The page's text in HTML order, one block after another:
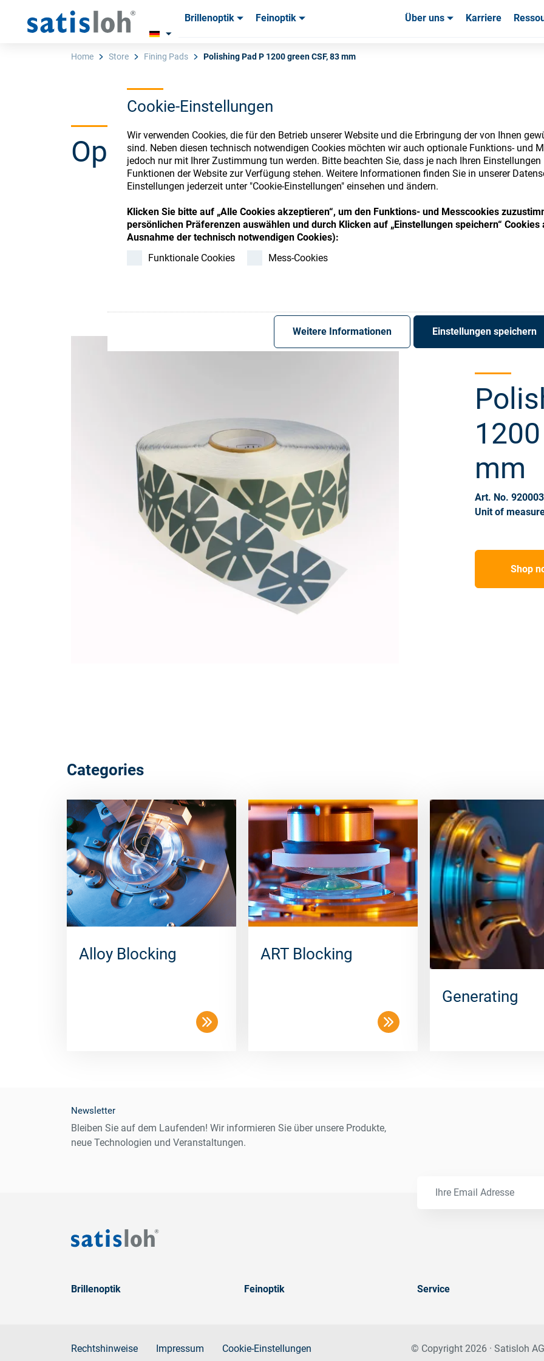
Cookie-Einstellungen
Wir verwenden Cookies, die für den Betrieb unserer Website und die Erbringung der von Ihnen
sind. Neben diesen technisch notwendigen Cookies möchten wir auch optionale Funktions- und
jedoch nur mit Ihrer Zustimmung tun werden. Bitte beachten Sie, dass je nach Ihren
Funktionen der Website zur Verfügung stehen. Weitere Informationen finden Sie in unserer
Einstellungen jederzeit unter "Cookie-Einstellungen" einsehen und ändern.
Klicken Sie bitte auf „Alle Cookies akzeptieren“, um den Funktions- und Messcookies
persönlichen Präferenzen auswählen und durch Klicken auf „Einstellungen speichern“
Ausnahme der technisch notwendigen Cookies):
Funktionale Cookies
Mess-Cookies
Weitere Informationen Einstellungen speichern
Brillenoptik Feinoptik Über uns Karriere
Brillenoptik
Home Store Fining Pads Polishing Pad P 1200 green CSF, 83 mm
Ophthalmic Consumables Store
Register or Sign-in to access your accounts and explore our
consumables
mm
Art. No.
Unit of
Shop
Categories
Alloy Blocking ART Blocking
Generating
Newsletter
Bleiben Sie auf dem Laufenden! Wir informieren Sie über unsere Produkte,
neue Technologien und Veranstaltungen.
Brillenoptik Feinoptik Service
Rechtshinweise Impressum Cookie-Einstellungen © Copyright 2026 · Satisloh